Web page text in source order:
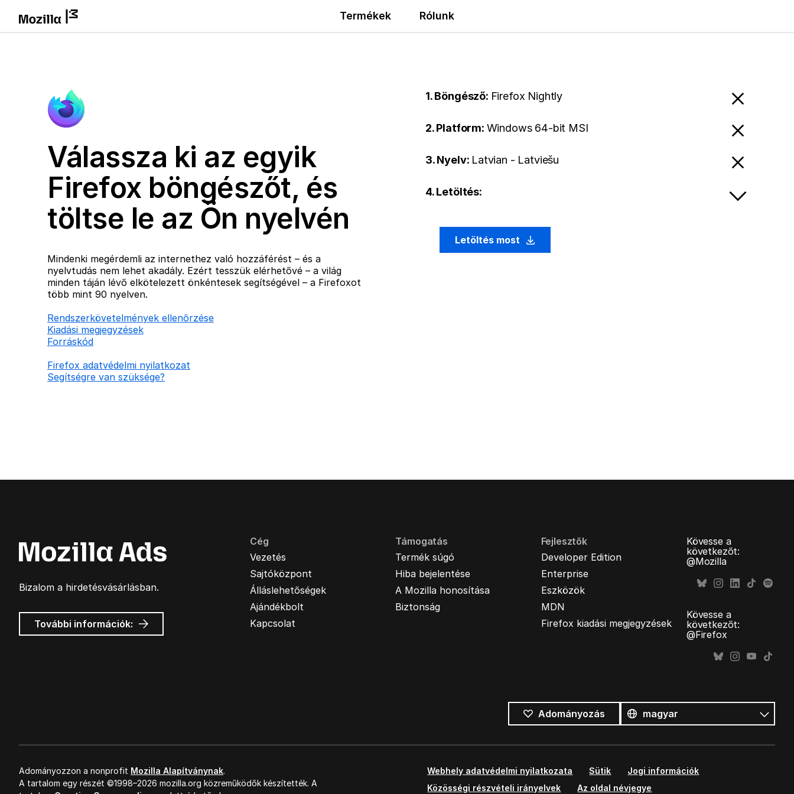
Termékek Rólunk
Válassza ki az egyik
Firefox böngészőt, és
töltse le az Ön nyelvén
Mindenki megérdemli az internethez való hozzáférést – és a
nyelvtudás nem lehet akadály. Ezért tesszük elérhetővé – a világ
minden táján lévő elkötelezett önkéntesek segítségével – a Firefoxot
több mint 90 nyelven.
Rendszerkövetelmények ellenőrzése
Kiadási megjegyzések
Forráskód
Firefox adatvédelmi nyilatkozat
Segítségre van szüksége?
1. Böngésző: Firefox Nightly
2. Platform: Windows 64-bit MSI
3. Nyelv: Latvian - Latviešu
4. Letöltés:
Letöltés most
Bizalom a hirdetésvásárlásban.
További információk: Mozilla
hirdetések
Cég
Vezetés
Sajtóközpont
Álláslehetőségek
Ajándékbolt
Kapcsolat
Támogatás
Termék súgó
Hiba bejelentése
A Mozilla honosítása
Biztonság
Fejlesztők
Developer Edition
Enterprise
Eszközök
MDN
Firefox kiadási megjegyzések
Kövesse a
következőt:
@Mozilla
Kövesse a
következőt:
@Firefox
Adományozás
nyelv
Nyelv
Adományozzon a nonprofit Mozilla Alapítványnak.
A tartalom egy részét ©1998–2026 mozilla.org közreműködők készítették. A
Webhely adatvédelmi nyilatkozata Sütik
Jogi információk
Közösségi részvételi irányelvek
Az oldal névjegye